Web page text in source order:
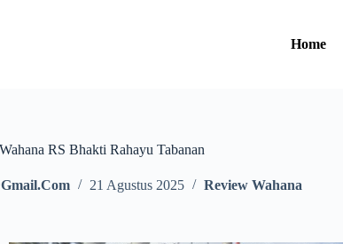
Home
RS Bhakti Rahayu Tabanan
21 Agustus 2025 Review Wahana